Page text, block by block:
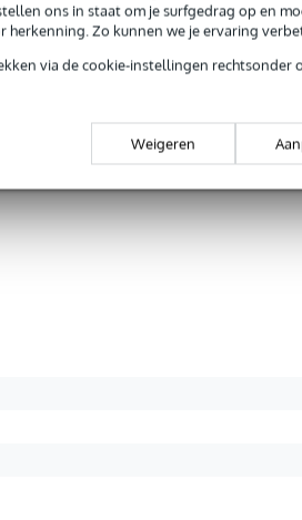
ons in staat om je surfgedrag op en
herkenning. Zo kunnen we je ervaring
via de cookie-instellingen rechtsonder
Weigeren
nodig? Met dit gaasdoek van vier
maar toch kun je vanaf een afstand
je bepaalde zaken aan het zicht
ook voor verkleuring hoef je de eerste
hang je het overal makkelijk op aan
is tenslotte een brandwerend, dus